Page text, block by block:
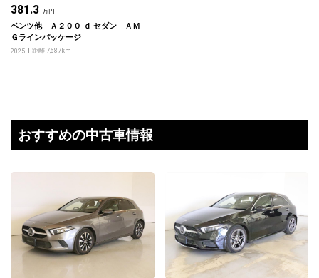
381.3 万円
ベンツ他 Ａ２００ ｄ セダン ＡＭ
Ｇラインパッケージ
2025 距離 7,687km
おすすめの中古車情報